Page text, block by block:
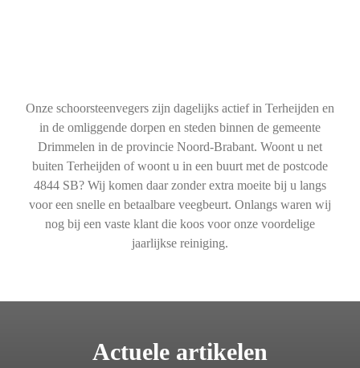
Onze schoorsteenvegers zijn dagelijks actief in Terheijden en
in de omliggende dorpen en steden binnen de gemeente
Drimmelen in de provincie Noord-Brabant. Woont u net
buiten Terheijden of woont u in een buurt met de postcode
4844 SB? Wij komen daar zonder extra moeite bij u langs
voor een snelle en betaalbare veegbeurt. Onlangs waren wij
nog bij een vaste klant die koos voor onze voordelige
jaarlijkse reiniging.
Actuele artikelen